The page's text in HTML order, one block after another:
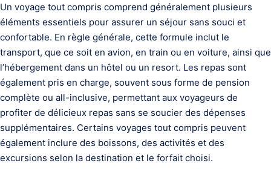
Un voyage tout compris comprend généralement plusieurs
éléments essentiels pour assurer un séjour sans souci et
confortable. En règle générale, cette formule inclut le
transport, que ce soit en avion, en train ou en voiture, ainsi que
l’hébergement dans un hôtel ou un resort. Les repas sont
également pris en charge, souvent sous forme de pension
complète ou all-inclusive, permettant aux voyageurs de
profiter de délicieux repas sans se soucier des dépenses
supplémentaires. Certains voyages tout compris peuvent
également inclure des boissons, des activités et des
excursions selon la destination et le forfait choisi.